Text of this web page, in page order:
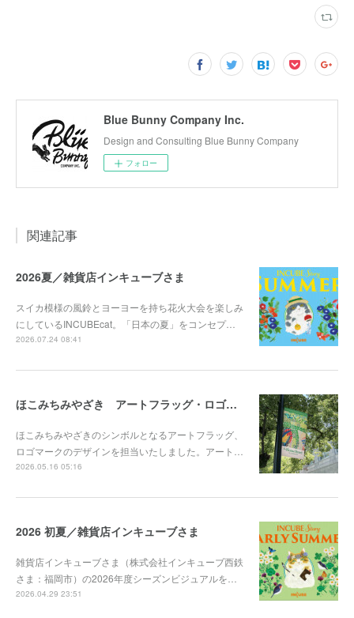
Blue Bunny Company Inc.
Design and Consulting Blue Bunny Company
フォロー
関連記事
2026夏／雑貨店インキューブさま
スイカ模様の風鈴とヨーヨーを持ち花火大会を楽しみ
にしているINCUBEcat。「日本の夏」をコンセプ…
2026.07.24 08:41
ほこみちみやざき アートフラッグ・ロゴマークを担当
ほこみちみやざきのシンボルとなるアートフラッグ、
ロゴマークのデザインを担当いたしました。アート…
2026.05.16 05:16
2026 初夏／雑貨店インキューブさま
雑貨店インキューブさま（株式会社インキューブ西鉄
さま：福岡市）の2026年度シーズンビジュアルを…
2026.04.29 23:51